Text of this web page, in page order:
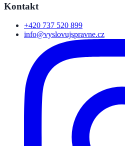
Kontakt
+420 737 520 899
info@vyslovujspravne.cz